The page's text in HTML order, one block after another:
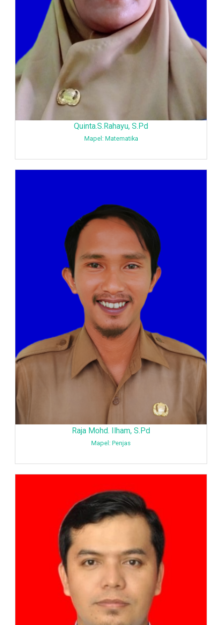
Quinta.S.Rahayu, S.Pd
Mapel: Matematika
Raja Mohd. Ilham, S.Pd
Mapel: Penjas